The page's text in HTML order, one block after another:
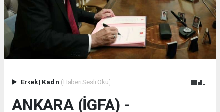
Erkek| Kadın (Haberi Sesli Oku)
ANKARA (İGFA) -